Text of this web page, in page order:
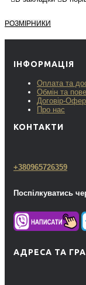
РОЗМІРНИКИ
ІНФОРМАЦІЯ
Оплата та
Обмін та
Договір-
Про нас
КОНТАКТИ
+380965726359
Поспілкуватись
АДРЕСА ТА